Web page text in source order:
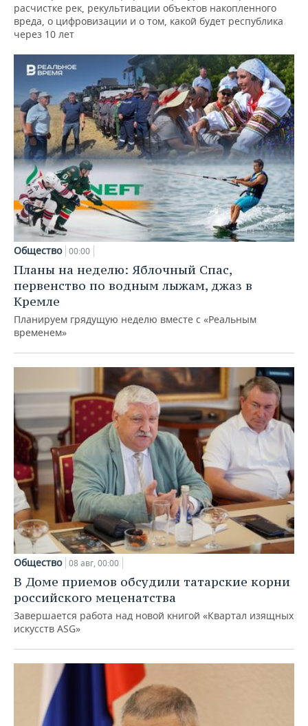
расчистке рек, рекультивации объектов накопленного
вреда, о цифровизации и о том, какой будет республика
через 10 лет
Общество 00:00
Планы на неделю: Яблочный Спас,
первенство по водным лыжам, джаз в
Кремле
Планируем грядущую неделю вместе с «Реальным
временем»
Общество 08 авг, 00:00
В Доме приемов обсудили татарские корни
российского меценатства
Завершается работа над новой книгой «Квартал изящных
искусств ASG»